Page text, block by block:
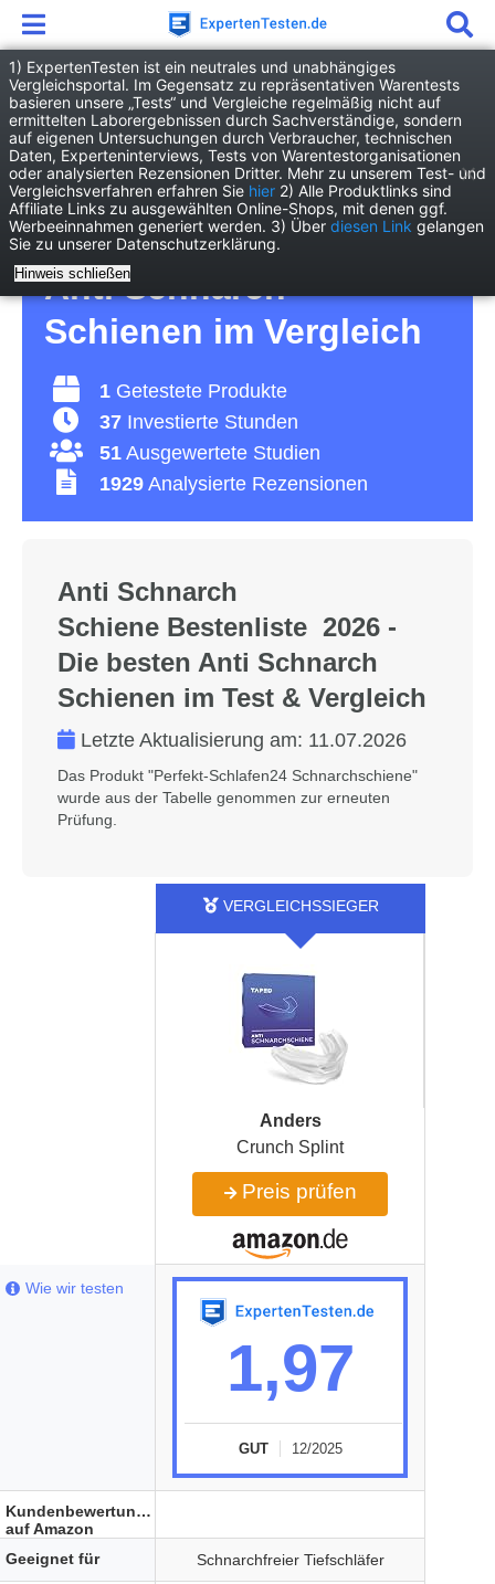
Drogerie
Gesundheit
Anti Schnarch Schiene
Anti Schnarch Schiene
Test 2026 • Die besten
Anti Schnarch
Schienen im Vergleich
1 Getestete Produkte
37 Investierte Stunden
51 Ausgewertete Studien
1929 Analysierte Rezensionen
Anti Schnarch
Schiene Bestenliste 2026 -
Die besten Anti Schnarch
Schienen im Test & Vergleich
Letzte Aktualisierung am: 11.07.2026
Das Produkt "Perfekt-Schlafen24 Schnarchschiene"
wurde aus der Tabelle genommen zur erneuten
Prüfung.
Anders
Crunch Splint
Preis prüfen
1,97
GUT 12/2025
Schnarchfreier Tiefschläfer
Wie wir testen
Kundenbewertungen
auf Amazon
Geeignet für
1) ExpertenTesten ist ein neutrales und unabhängiges
Vergleichsportal. Im Gegensatz zu repräsentativen Warentests
basieren unsere „Tests“ und Vergleiche regelmäßig nicht auf
ermittelten Laborergebnissen durch Sachverständige, sondern
auf eigenen Untersuchungen durch Verbraucher, technischen
Daten, Experteninterviews, Tests von Warentestorganisationen
oder analysierten Rezensionen Dritter. Mehr zu unserem Test- und
Vergleichsverfahren erfahren Sie hier 2) Alle Produktlinks sind
Affiliate Links zu ausgewählten Online-Shops, mit denen ggf.
Werbeeinnahmen generiert werden. 3) Über diesen Link gelangen
Sie zu unserer Datenschutzerklärung.
Hinweis schließen